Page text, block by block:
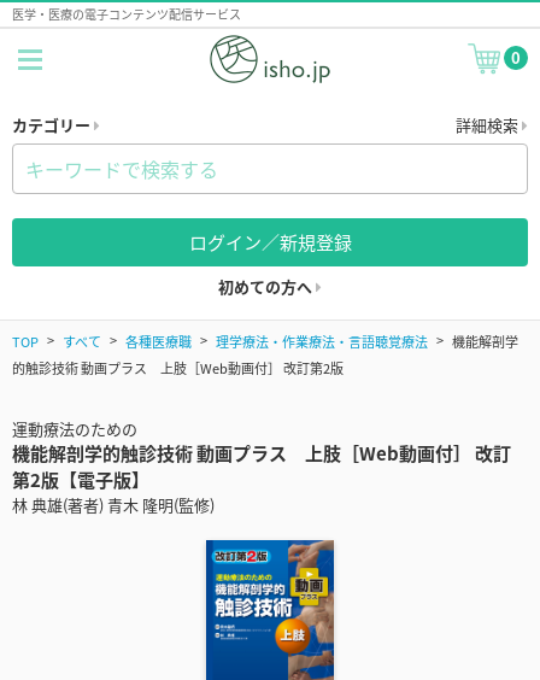
医学・医療の電子コンテンツ配信サービス
0
カテゴリー 詳細検索
ログイン／新規登録
初めての方へ
TOP すべて 各種医療職 理学療法・作業療法・言語聴覚療法
機能解剖学
的触診技術 動画プラス 上肢［Web動画付］ 改訂第2版
運動療法のための
機能解剖学的触診技術 動画プラス 上肢［Web動画付］ 改訂
第2版【電子版】
林 典雄(著者) 青木 隆明(監修)